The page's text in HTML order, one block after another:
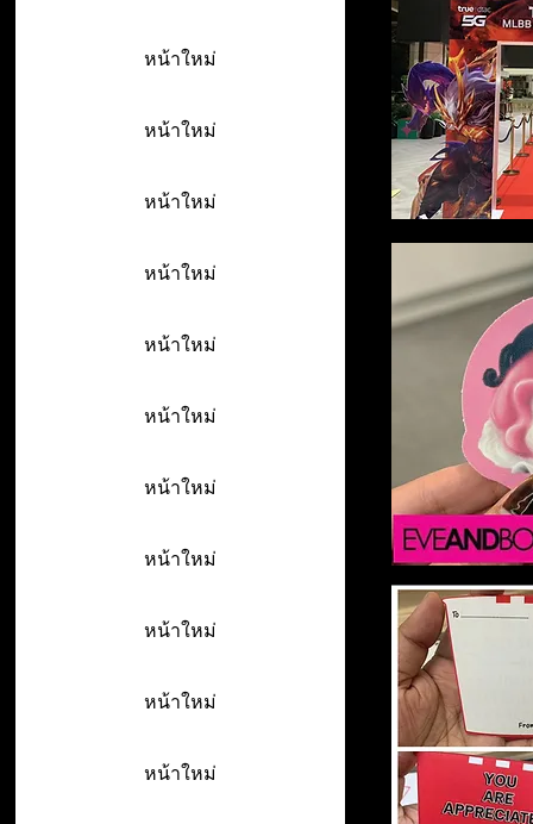
หน้าใหม่
หน้าใหม่
หน้าใหม่
หน้าใหม่
หน้าใหม่
หน้าใหม่
หน้าใหม่
หน้าใหม่
หน้าใหม่
หน้าใหม่
หน้าใหม่